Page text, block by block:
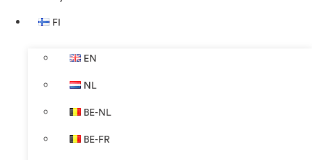
FI
EN
NL
BE-NL
BE-FR